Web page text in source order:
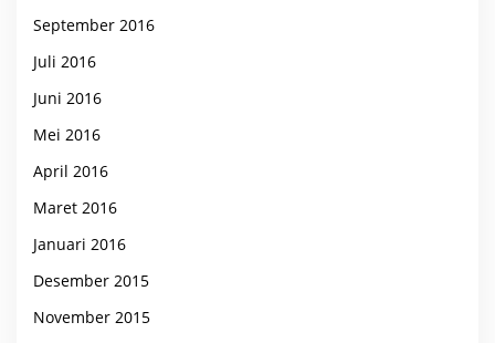
September 2016
Juli 2016
Juni 2016
Mei 2016
April 2016
Maret 2016
Januari 2016
Desember 2015
November 2015